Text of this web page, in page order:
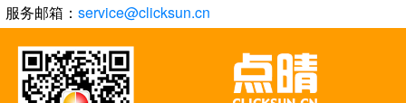
服务邮箱： service@clicksun.cn